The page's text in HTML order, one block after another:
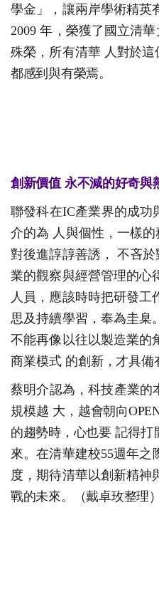
學金」，讓兩岸學術精英
2009年，榮獲了國立清
殊榮，所有清華 人對於這
都感到與有榮焉。
創新價值 永不減的好奇與
聯發科在IC產業界的成功
介的為 人與個性，一樣
對後進諄諄善誘 ， 不吝於
業的觀察與經營管理的心
人員，應該時時把研發工
思及持續學習，奉為圭臬
不能再像以往以製造業的
商業模式 的創新，才具備
蔡明介認為，科技產業的
規模越 大，越會朝向OPE
的趨勢時，心也要記得打
來。在清華建校55週年之
度，期待清華以創新精神
戰的未來。（戴卓玫整理 ）